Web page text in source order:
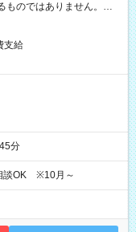
のではありません。※給
有）
支給
分
談OK ※10月～